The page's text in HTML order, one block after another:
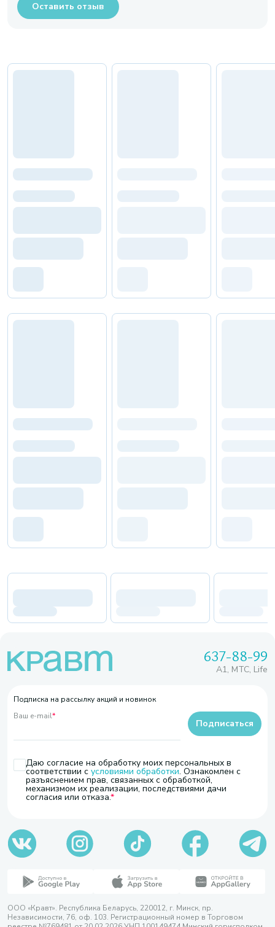
Оставить отзыв
637-88-99
A1, МТС, Life
Подписка на рассылку акций и новинок
Ваш e-mail*
Даю согласие на обработку моих персональных в
соответствии с условиями обработки. Ознакомлен с
разъяснением прав, связанных с обработкой,
механизмом их реализации, последствиями дачи
согласия или отказа.
Подписаться
ООО «Кравт». Республика Беларусь, 220012, г. Минск, пр.
Независимости, 76, оф. 103. Регистрационный номер в Торговом